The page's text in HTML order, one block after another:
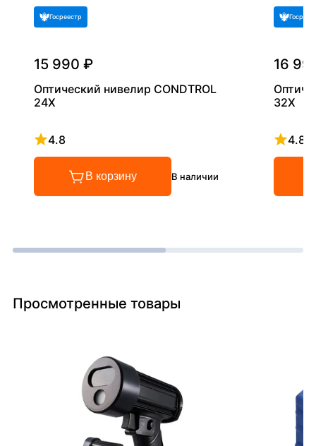
Госреестр
15 990 ₽
Оптический нивелир CONDTROL
24X
4.8
Рейтинг 4.8 из 5
В корзину В наличии
16
32X
4.8
Просмотренные товары